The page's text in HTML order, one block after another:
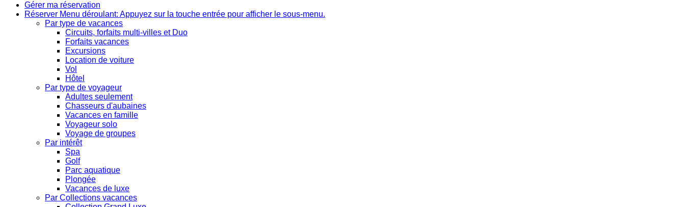
Gérer ma réservation
Réserver Menu déroulant: Appuyez sur la touche entrée pour afficher le sous-menu.
Par type de vacances
Circuits, forfaits multi-villes et Duo
Forfaits vacances
Excursions
Location de voiture
Vol
Hôtel
Par type de voyageur
Adultes seulement
Chasseurs d'aubaines
Vacances en famille
Voyageur solo
Voyage de groupes
Par intérêt
Spa
Golf
Parc aquatique
Plongée
Vacances de luxe
Par Collections vacances